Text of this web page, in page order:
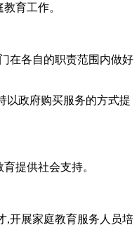
育工作。
在各自的职责范围内做好
以政府购买服务的方式提
提供社会支持。
,开展家庭教育服务人员培